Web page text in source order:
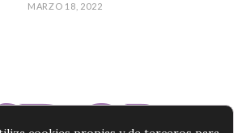
MARZO 18, 2022